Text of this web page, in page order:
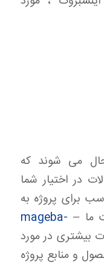
می شوند که
در اختیار شما
برای پروژه به
ما – mageba-
بیشتری در مورد
و منابع پروژه